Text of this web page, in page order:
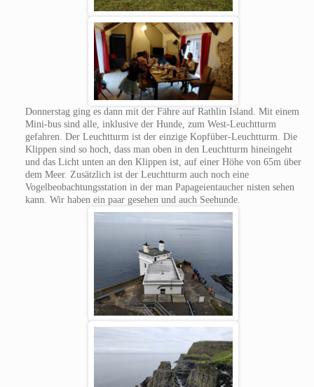
Donnerstag ging es dann mit der Fähre auf Rathlin Island. Mit einem
Mini-bus sind alle, inklusive der Hunde, zum West-Leuchtturm
gefahren. Der Leuchtturm ist der einzige Kopfüber-Leuchtturm. Die
Klippen sind so hoch, dass man oben in den Leuchtturm hineingeht
und das Licht unten an den Klippen ist, auf einer Höhe von 65m über
dem Meer. Zusätzlich ist der Leuchtturm auch noch eine
Vogelbeobachtungsstation in der man Papageientaucher nisten sehen
kann. Wir haben ein paar gesehen und auch Seehunde.